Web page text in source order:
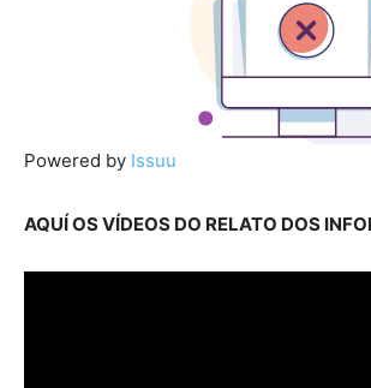
Powered by Issuu
AQUÍ OS VÍDEOS DO RELATO DOS